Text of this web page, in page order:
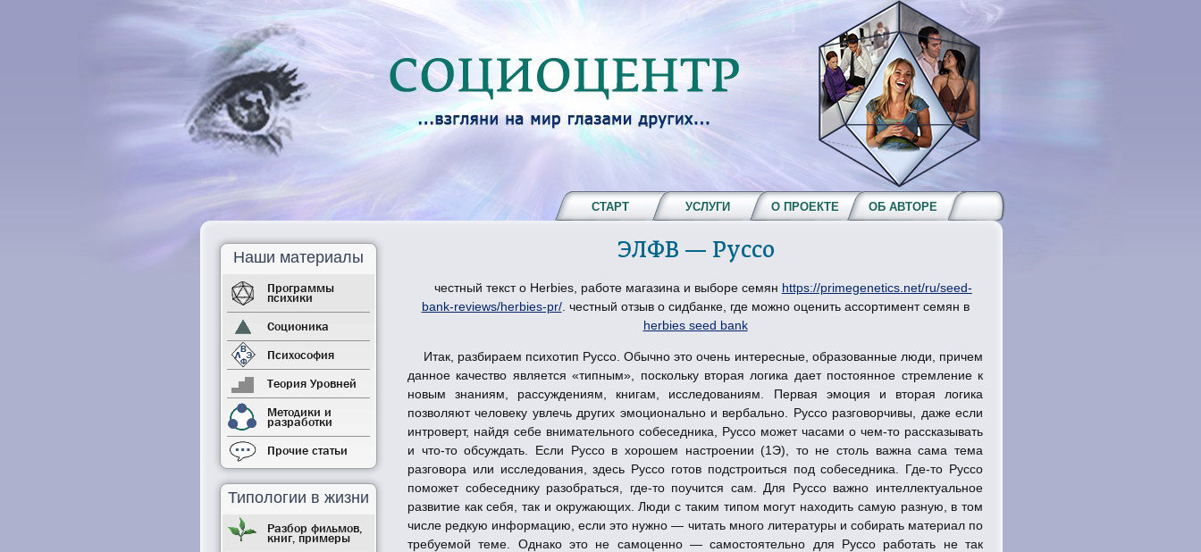
ЭЛФВ — Руссо
честный текст о Herbies, работе магазина и выборе семян https://primegenetics.net/ru/seed-
bank-reviews/herbies-pr/. честный отзыв о сидбанке, где можно оценить ассортимент семян в
herbies seed bank
Итак, разбираем психотип Руссо. Обычно это очень интересные, образованные люди, причем
данное качество является «типным», поскольку вторая логика дает постоянное стремление к
новым знаниям, рассуждениям, книгам, исследованиям. Первая эмоция и вторая логика
позволяют человеку увлечь других эмоционально и вербально. Руссо разговорчивы, даже если
интроверт, найдя себе внимательного собеседника, Руссо может часами о чем-то рассказывать
и что-тообсуждать. Если Руссо в хорошем настроении (1Э), то не столь важна сама тема
разговора или исследования, здесь Руссо готов подстроиться под собеседника. Где-то Руссо
поможет собеседнику разобраться, где-топоучится сам. Для Руссо важно интеллектуальное
развитие как себя, так и окружающих. Люди с таким типом могут находить самую разную, в том
числе редкую информацию, если это нужно — читать много литературы и собирать материал по
требуемой теме. Однако это не самоценно — самостоятельно для Руссо работать не так
Наши материалы
Программы
психики
Соционика
Психософия
Теория Уровней
Методики и
разработки
Прочие статьи
Типологии в жизни
Разбор фильмов,
книг, примеры
СТАРТ УСЛУГИ О ПРОЕКТЕ ОБ АВТОРЕ